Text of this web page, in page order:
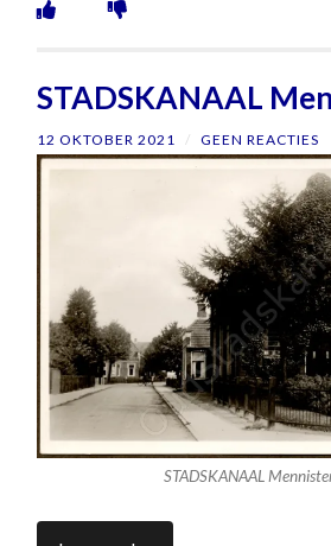
STADSKANAAL
12 OKTOBER 2021 / GEEN REACTIES
STADSKANAAL